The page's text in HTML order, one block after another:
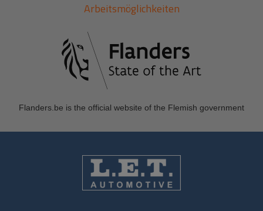
Arbeitsmöglichkeiten
Flanders.be is the official website of the Flemish government